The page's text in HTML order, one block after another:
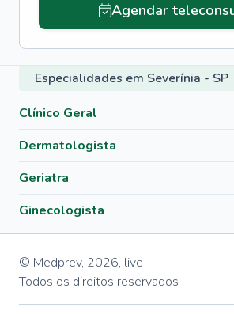
Agendar
Especialidades em Severínia - SP
Clínico Geral
Dermatologista
Geriatra
Ginecologista
© Medprev, 2026, live
Todos os direitos reservados